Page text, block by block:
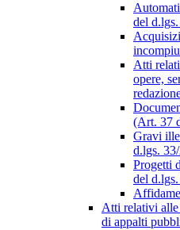
del
Atti
opere,
(Art. 37
Gravi
d.lgs.
Progetti
del
Atti relativi alle
di appalti